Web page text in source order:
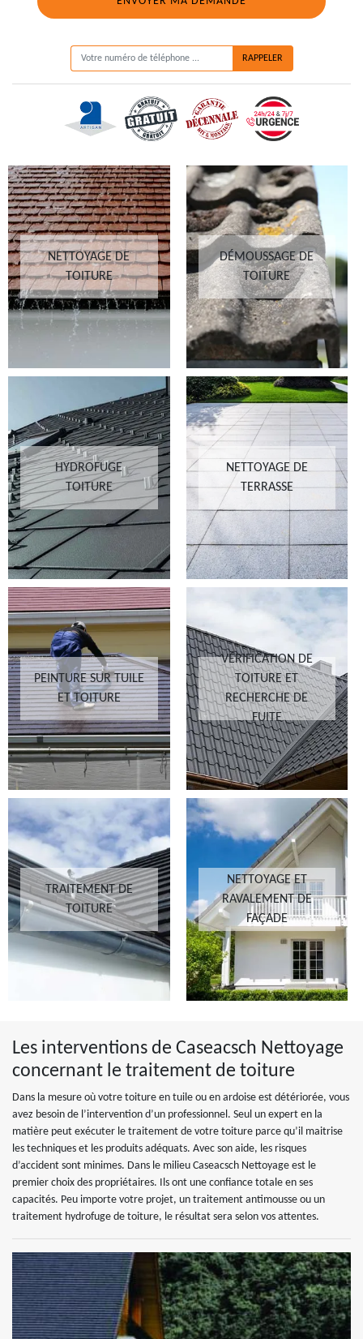
NETTOYAGE DE
TOITURE
DÉMOUSSAGE DE
TOITURE
HYDROFUGE
TOITURE
NETTOYAGE DE
TERRASSE
PEINTURE SUR TUILE
ET TOITURE
VÉRIFICATION DE
TOITURE ET
RECHERCHE DE
FUITE
TRAITEMENT DE
TOITURE
NETTOYAGE ET
RAVALEMENT DE
FAÇADE
Les interventions de Caseacsch Nettoyage
concernant le traitement de toiture
Dans la mesure où votre toiture en tuile ou en ardoise est détériorée, vous
avez besoin de l’intervention d’un professionnel. Seul un expert en la
matière peut exécuter le traitement de votre toiture parce qu’il maitrise
les techniques et les produits adéquats. Avec son aide, les risques
d’accident sont minimes. Dans le milieu Caseacsch Nettoyage est le
premier choix des propriétaires. Ils ont une confiance totale en ses
capacités. Peu importe votre projet, un traitement antimousse ou un
traitement hydrofuge de toiture, le résultat sera selon vos attentes.